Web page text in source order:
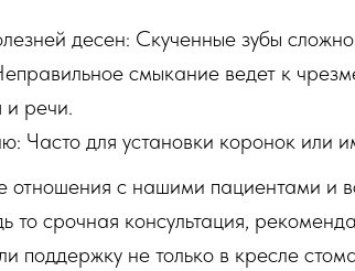
десен: Скученные зубы сложно
смыкание ведет к
и речи.
Часто для установки коронок или
с нашими пациентами и
то срочная консультация,
поддержку не только в кресле